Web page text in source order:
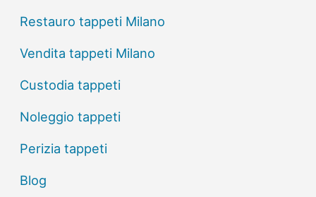
Restauro tappeti Milano
Vendita tappeti Milano
Custodia tappeti
Noleggio tappeti
Perizia tappeti
Blog